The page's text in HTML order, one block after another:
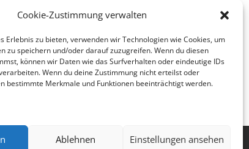
Cookie-Zustimmung verwalten
Erlebnis zu bieten, verwenden wir Technologien wie Cookies, um
zu speichern und/oder darauf zuzugreifen. Wenn du diesen
können wir Daten wie das Surfverhalten oder eindeutige IDs
Wenn du deine Zustimmung nicht erteilst oder
bestimmte Merkmale und Funktionen beeinträchtigt werden.
Ablehnen Einstellungen ansehen
Update Religion